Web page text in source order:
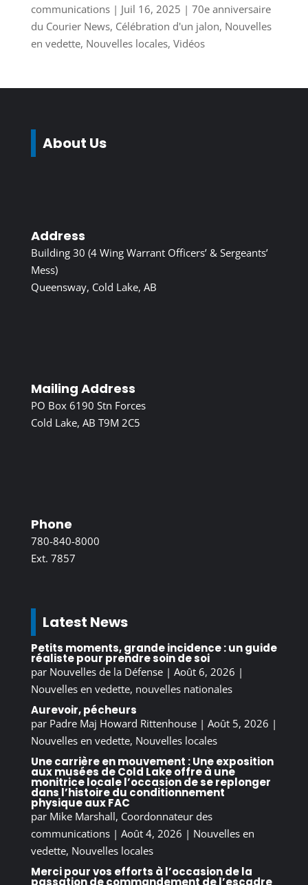
communications| Juil 16, 2025 | 70e anniversaire
du Courier News, Célébration d'un jalon, Nouvelles
en vedette, Nouvelles locales, Vidéos
About Us
Address
Building 30 (4 Wing Warrant Officers’ & Sergeants’
Mess)
Queensway, Cold Lake, AB
Mailing Address
PO Box 6190 Stn Forces
Cold Lake, AB T9M 2C5
Phone
780-840-8000
Ext. 7857
Latest News
Petits moments, grande incidence : un guide
réaliste pour prendre soin de soi
par Nouvelles de la Défense| Août 6, 2026 |
Nouvelles en vedette, nouvelles nationales
Aurevoir, pécheurs
par Padre Maj Howard Rittenhouse| Août 5, 2026 |
Nouvelles en vedette, Nouvelles locales
Une carrière en mouvement : Une exposition
aux musées de Cold Lake offre à une
monitrice locale l’occasion de se replonger
dans l’histoire du conditionnement
physique aux FAC
par Mike Marshall, Coordonnateur des
communications| Août 4, 2026 | Nouvelles en
vedette, Nouvelles locales
Merci pour vos efforts à l’occasion de la
passation de commandement de l’escadre